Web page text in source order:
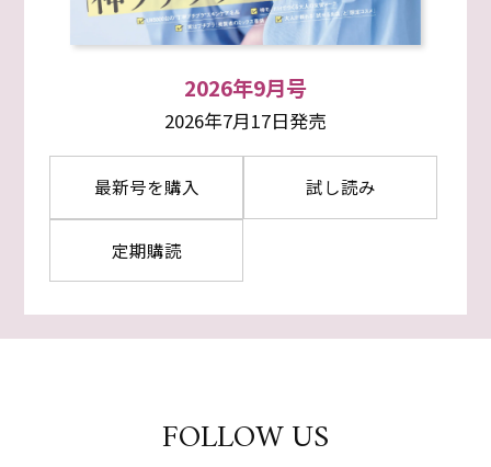
2026年9月号
2026年7月17日発売
最新号を購入 試し読み
定期購読
FOLLOW US